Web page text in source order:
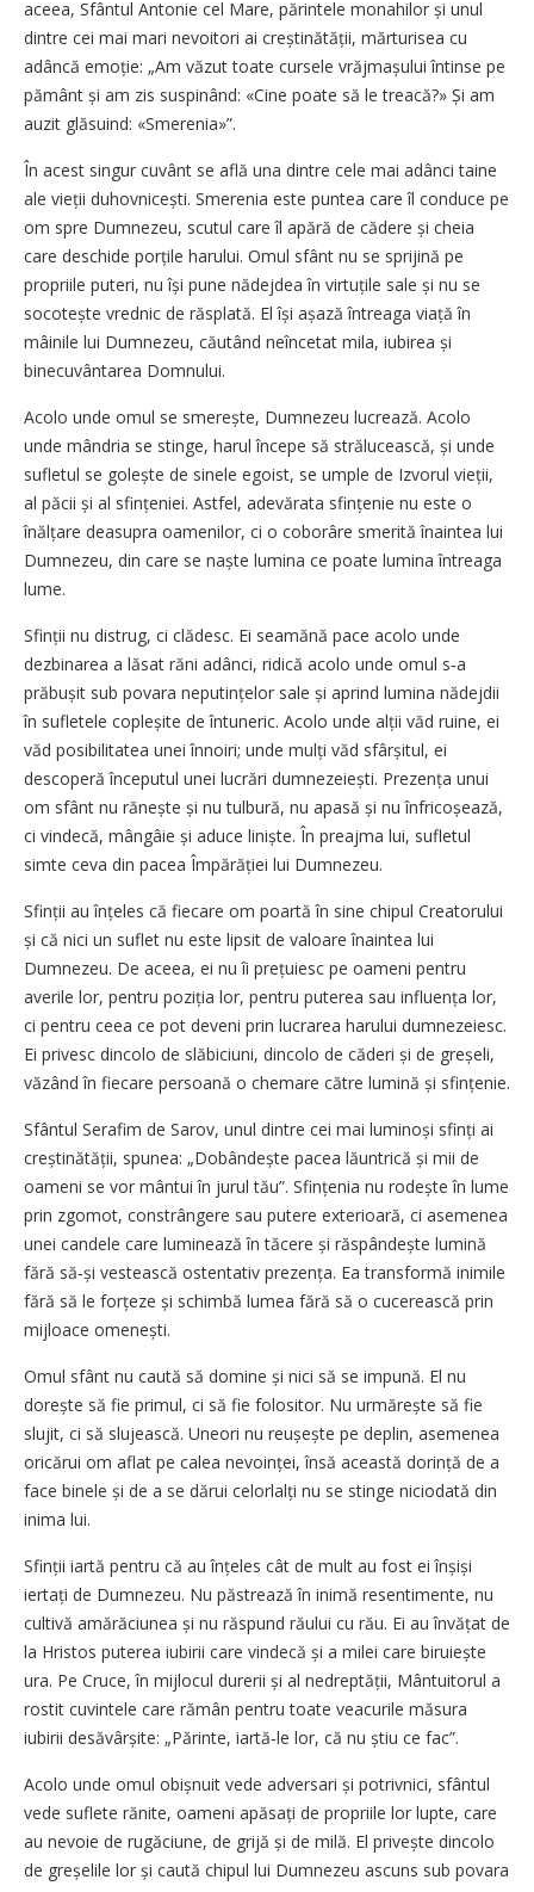
aceea, Sfântul Antonie cel Mare, părintele monahilor și unul
dintre cei mai mari nevoitori ai creștinătății, mărturisea cu
adâncă emoție: „Am văzut toate cursele vrăjmașului întinse pe
pământ și am zis suspinând: «Cine poate să le treacă?» Și am
auzit glăsuind: «Smerenia»”.
În acest singur cuvânt se află una dintre cele mai adânci taine
ale vieții duhovnicești. Smerenia este puntea care îl conduce pe
om spre Dumnezeu, scutul care îl apără de cădere și cheia
care deschide porțile harului. Omul sfânt nu se sprijină pe
propriile puteri, nu își pune nădejdea în virtuțile sale și nu se
socotește vrednic de răsplată. El își așază întreaga viață în
mâinile lui Dumnezeu, căutând neîncetat mila, iubirea și
binecuvântarea Domnului.
Acolo unde omul se smerește, Dumnezeu lucrează. Acolo
unde mândria se stinge, harul începe să strălucească, și unde
sufletul se golește de sinele egoist, se umple de Izvorul vieții,
al păcii și al sfințeniei. Astfel, adevărata sfințenie nu este o
înălțare deasupra oamenilor, ci o coborâre smerită înaintea lui
Dumnezeu, din care se naște lumina ce poate lumina întreaga
lume.
Sfinții nu distrug, ci clădesc. Ei seamănă pace acolo unde
dezbinarea a lăsat răni adânci, ridică acolo unde omul s‑a
prăbușit sub povara neputințelor sale și aprind lumina nădejdii
în sufletele copleșite de întuneric. Acolo unde alții văd ruine, ei
văd posibilitatea unei înnoiri; unde mulți văd sfârșitul, ei
descoperă începutul unei lucrări dumnezeiești. Prezența unui
om sfânt nu rănește și nu tulbură, nu apasă și nu înfricoșează,
ci vindecă, mângâie și aduce liniște. În preajma lui, sufletul
simte ceva din pacea Împărăției lui Dumnezeu.
Sfinții au înțeles că fiecare om poartă în sine chipul Creatorului
și că nici un suflet nu este lipsit de valoare înaintea lui
Dumnezeu. De aceea, ei nu îi prețuiesc pe oameni pentru
averile lor, pentru poziția lor, pentru puterea sau influența lor,
ci pentru ceea ce pot deveni prin lucrarea harului dumnezeiesc.
Ei privesc dincolo de slăbiciuni, dincolo de căderi și de greșeli,
văzând în fiecare persoană o chemare către lumină și sfințenie.
Sfântul Serafim de Sarov, unul dintre cei mai luminoși sfinți ai
creștinătății, spunea: „Dobândește pacea lăuntrică și mii de
oameni se vor mântui în jurul tău”. Sfințenia nu rodește în lume
prin zgomot, constrângere sau putere exterioară, ci asemenea
unei candele care luminează în tăcere și răspândește lumină
fără să‑și vestească ostentativ prezența. Ea transformă inimile
fără să le forțeze și schimbă lumea fără să o cucerească prin
mijloace omenești.
Omul sfânt nu caută să domine și nici să se impună. El nu
dorește să fie primul, ci să fie folositor. Nu urmărește să fie
slujit, ci să slujească. Uneori nu reușește pe deplin, asemenea
oricărui om aflat pe calea nevoinței, însă această dorință de a
face binele și de a se dărui celorlalți nu se stinge niciodată din
inima lui.
Sfinții iartă pentru că au înțeles cât de mult au fost ei înșiși
iertați de Dumnezeu. Nu păstrează în inimă resentimente, nu
cultivă amărăciunea și nu răspund răului cu rău. Ei au învățat de
la Hristos puterea iubirii care vindecă și a milei care biruiește
ura. Pe Cruce, în mijlocul durerii și al nedreptății, Mântuitorul a
rostit cuvintele care rămân pentru toate veacurile măsura
iubirii desăvârșite: „Părinte, iartă‑le lor, că nu știu ce fac”.
Acolo unde omul obișnuit vede adversari și potrivnici, sfântul
vede suflete rănite, oameni apăsați de propriile lor lupte, care
au nevoie de rugăciune, de grijă și de milă. El privește dincolo
de greșelile lor și caută chipul lui Dumnezeu ascuns sub povara